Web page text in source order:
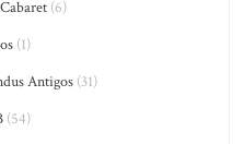
(6)
(1)
Antigos (31)
(54)